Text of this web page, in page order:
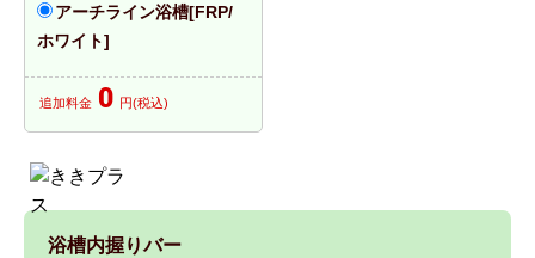
アーチライン浴槽[FRP/
ホワイト]
追加料金 0 円(税込)
浴槽内握りバー